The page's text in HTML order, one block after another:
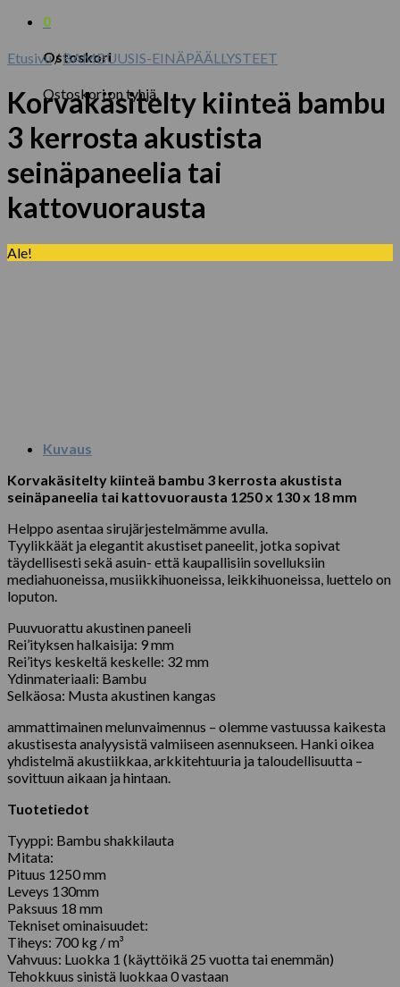
0
Ostoskori
Ostoskori on tyhjä.
Etusivu / BAMBUUSIS-EINÄPÄÄLLYSTEET
Korvakäsitelty kiinteä bambu
3 kerrosta akustista
seinäpaneelia tai
kattovuorausta
Ale!
Kuvaus
Korvakäsitelty kiinteä bambu 3 kerrosta akustista
seinäpaneelia tai kattovuorausta 1250 x 130 x 18 mm
Helppo asentaa sirujärjestelmämme avulla.
Tyylikkäät ja elegantit akustiset paneelit, jotka sopivat
täydellisesti sekä asuin- että kaupallisiin sovelluksiin
mediahuoneissa, musiikkihuoneissa, leikkihuoneissa, luettelo on
loputon.
Puuvuorattu akustinen paneeli
Rei’ityksen halkaisija: 9 mm
Rei’itys keskeltä keskelle: 32 mm
Ydinmateriaali: Bambu
Selkäosa: Musta akustinen kangas
ammattimainen melunvaimennus – olemme vastuussa kaikesta
akustisesta analyysistä valmiiseen asennukseen. Hanki oikea
yhdistelmä akustiikkaa, arkkitehtuuria ja taloudellisuutta –
sovittuun aikaan ja hintaan.
Tuotetiedot
Tyyppi: Bambu shakkilauta
Mitata:
Pituus 1250 mm
Leveys 130mm
Paksuus 18 mm
Tekniset ominaisuudet:
Tiheys: 700 kg / m³
Vahvuus: Luokka 1 (käyttöikä 25 vuotta tai enemmän)
Tehokkuus sinistä luokkaa 0 vastaan